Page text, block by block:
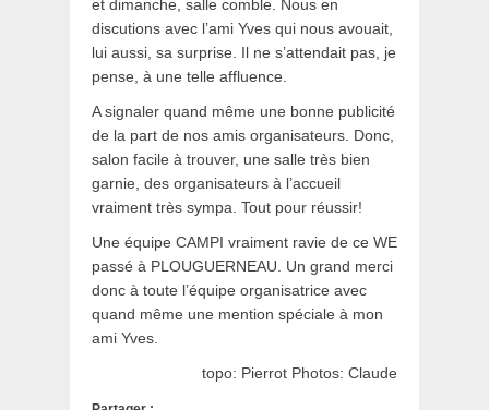
et dimanche, salle comble. Nous en
discutions avec l’ami Yves qui nous avouait,
lui aussi, sa surprise. Il ne s’attendait pas, je
pense, à une telle affluence.
A signaler quand même une bonne publicité
de la part de nos amis organisateurs. Donc,
salon facile à trouver, une salle très bien
garnie, des organisateurs à l’accueil
vraiment très sympa. Tout pour réussir!
Une équipe CAMPI vraiment ravie de ce WE
passé à PLOUGUERNEAU. Un grand merci
donc à toute l’équipe organisatrice avec
quand même une mention spéciale à mon
ami Yves.
topo: Pierrot Photos: Claude